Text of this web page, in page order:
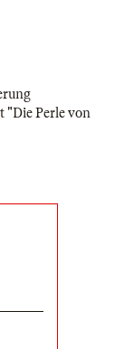
"Die Perle von